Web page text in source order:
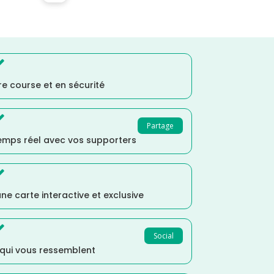
course et en sécurité
Partage
réel avec vos supporters
carte interactive et exclusive
Social
vous ressemblent